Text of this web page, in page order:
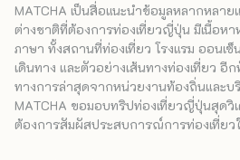
MATCHA เป็นสื่อแนะนำข้อมูลหลากหลา
ต่างชาติที่ต้องการท่องเที่ยวญี่ปุ่น มีเนื้อห
ภาษา ทั้งสถานที่ท่องเที่ยว โรงแรม ออนเ
เดินทาง และตัวอย่างเส้นทางท่องเที่ยว อี
ทางการล่าสุดจากหน่วยงานท้องถิ่นและ
MATCHA ขอมอบทริปท่องเที่ยวญี่ปุ่นสุดวิ
ต้องการสัมผัสประสบการณ์การท่องเที่ย